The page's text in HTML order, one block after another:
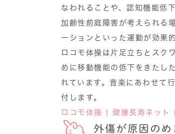
なわれることや、認知機能低
加齢性前庭障害が考えられる
ーションといった運動が効果
ロコモ体操は片足立ちとスク
めに移動機能の低下をきたし
れています。音楽にあわせて
付します。
ロコモ体操 | 健康長寿ネッ
外傷が原因のめ